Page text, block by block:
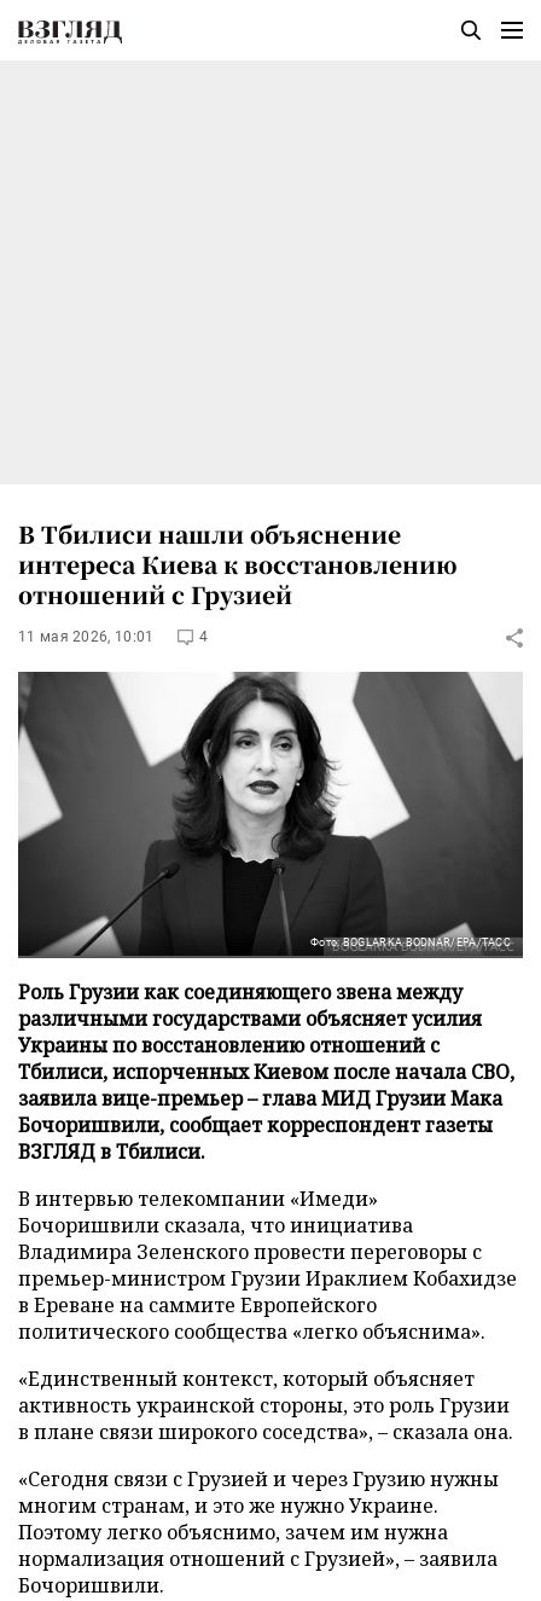
В Тбилиси нашли объяснение
интереса Киева к восстановлению
отношений с Грузией
11 мая 2026, 10:01 4
Фото: BOGLARKA BODNAR/EPA/ТАСС
Роль Грузии как соединяющего звена между
различными государствами объясняет усилия
Украины по восстановлению отношений с
Тбилиси, испорченных Киевом после начала СВО,
заявила вице-премьер – глава МИД Грузии Мака
Бочоришвили, сообщает корреспондент газеты
ВЗГЛЯД в Тбилиси.
В интервью телекомпании «Имеди»
Бочоришвили сказала, что инициатива
Владимира Зеленского провести переговоры с
премьер-министром Грузии Ираклием Кобахидзе
в Ереване на саммите Европейского
политического сообщества «легко объяснима».
«Единственный контекст, который объясняет
активность украинской стороны, это роль Грузии
в плане связи широкого соседства», – сказала она.
«Сегодня связи с Грузией и через Грузию нужны
многим странам, и это же нужно Украине.
Поэтому легко объяснимо, зачем им нужна
нормализация отношений с Грузией», – заявила
Бочоришвили.